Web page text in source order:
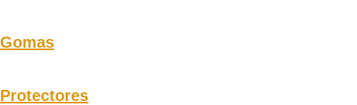
Gomas
Protectores